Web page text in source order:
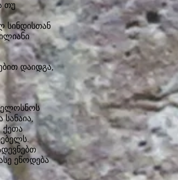
თუ
სინდისთან
დაიდგა,
ქეთა
ეწოდება